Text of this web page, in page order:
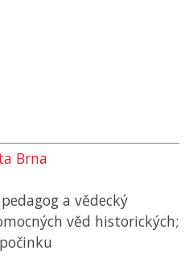
Brna
a vědecký
věd historických;